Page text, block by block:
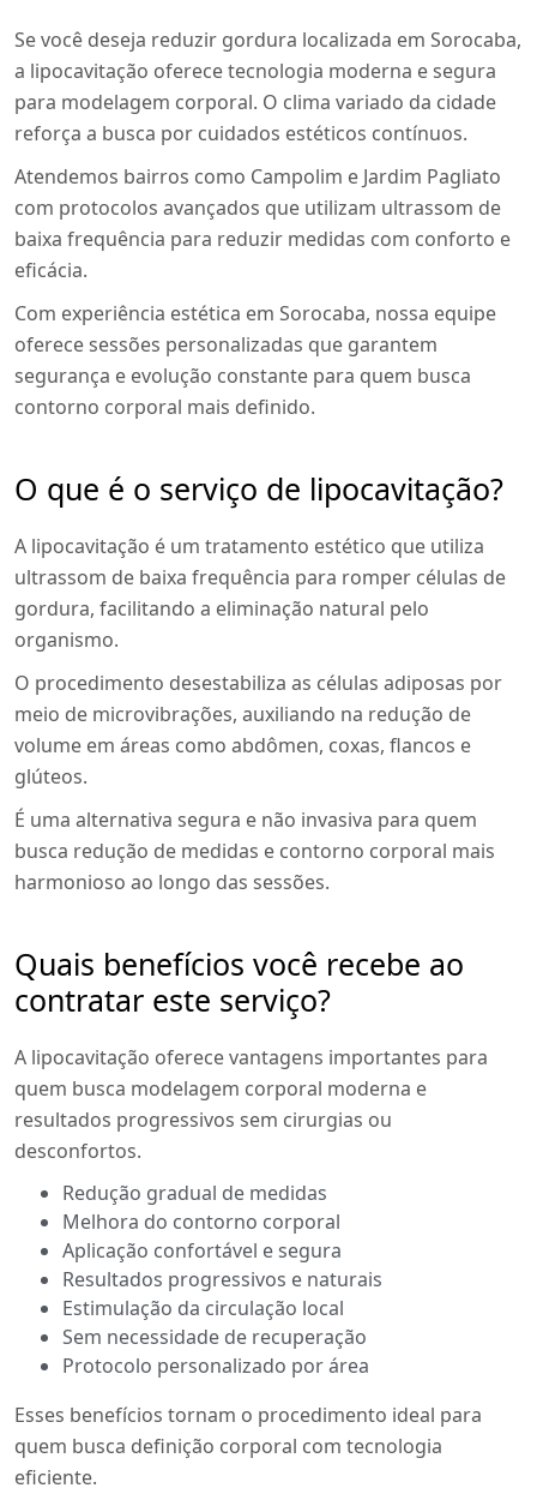
Se você deseja reduzir gordura localizada em Sorocaba,
a lipocavitação oferece tecnologia moderna e segura
para modelagem corporal. O clima variado da cidade
reforça a busca por cuidados estéticos contínuos.
Atendemos bairros como Campolim e Jardim Pagliato
com protocolos avançados que utilizam ultrassom de
baixa frequência para reduzir medidas com conforto e
eficácia.
Com experiência estética em Sorocaba, nossa equipe
oferece sessões personalizadas que garantem
segurança e evolução constante para quem busca
contorno corporal mais definido.
O que é o serviço de lipocavitação?
A lipocavitação é um tratamento estético que utiliza
ultrassom de baixa frequência para romper células de
gordura, facilitando a eliminação natural pelo
organismo.
O procedimento desestabiliza as células adiposas por
meio de microvibrações, auxiliando na redução de
volume em áreas como abdômen, coxas, flancos e
glúteos.
É uma alternativa segura e não invasiva para quem
busca redução de medidas e contorno corporal mais
harmonioso ao longo das sessões.
Quais benefícios você recebe ao
contratar este serviço?
A lipocavitação oferece vantagens importantes para
quem busca modelagem corporal moderna e
resultados progressivos sem cirurgias ou
desconfortos.
Redução gradual de medidas
Melhora do contorno corporal
Aplicação confortável e segura
Resultados progressivos e naturais
Estimulação da circulação local
Sem necessidade de recuperação
Protocolo personalizado por área
Esses benefícios tornam o procedimento ideal para
quem busca definição corporal com tecnologia
eficiente.